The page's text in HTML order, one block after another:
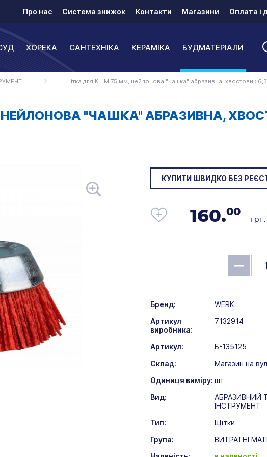
Про нас Система знижок Контакти Магазини Оплата і
ХОРЕКА САНТЕХНІКА КЕРАМІКА БУДМАТЕРІАЛИ
Щітка для КШМ 75 мм, нейлонова "чашка" абразивна, хвостовик
"ЧАШКА" АБРАЗИВНА,
КУПИТИ ШВИДКО БЕЗ
160.00
грн.
Бренд:
WERK
Артикул
виробника:
7132914
Артикул:
Б-135125
Склад:
Магазин на
Одиниця виміру: шт
Вид:
АБРАЗИВНИЙ
ІНСТРУМЕНТ
Тип:
Щітки
Група:
ВИТРАТНІ